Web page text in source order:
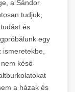
a Sándor
tudjuk,
és
egy
késő
a házak és